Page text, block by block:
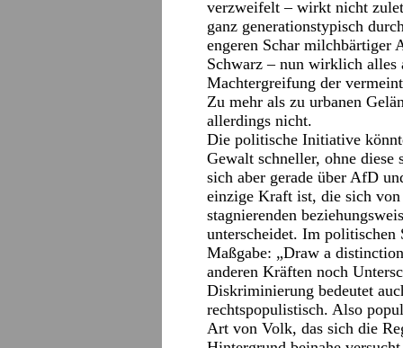
verzweifelt – wirkt nicht
ganz generationstypisch
engeren Schar milchbärtiger
Schwarz – nun wirklich alles
Machtergreifung der
Zu mehr als zu urbanen
allerdings nicht.
Die politische Initiative
Gewalt schneller, ohne
sich aber gerade über AfD
einzige Kraft ist, die sich
stagnierenden
unterscheidet. Im politischen
Maßgabe: „Draw a
anderen Kräften noch
Diskriminierung bedeutet
rechtspopulistisch. Also
Art von Volk, das sich die